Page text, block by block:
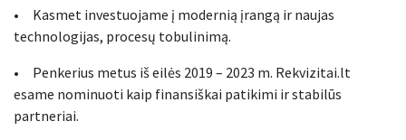
• Kasmet investuojame į modernią įrangą ir naujas
technologijas, procesų tobulinimą.
• Penkerius metus iš eilės 2019 – 2023 m. Rekvizitai.lt
esame nominuoti kaip finansiškai patikimi ir stabilūs
partneriai.